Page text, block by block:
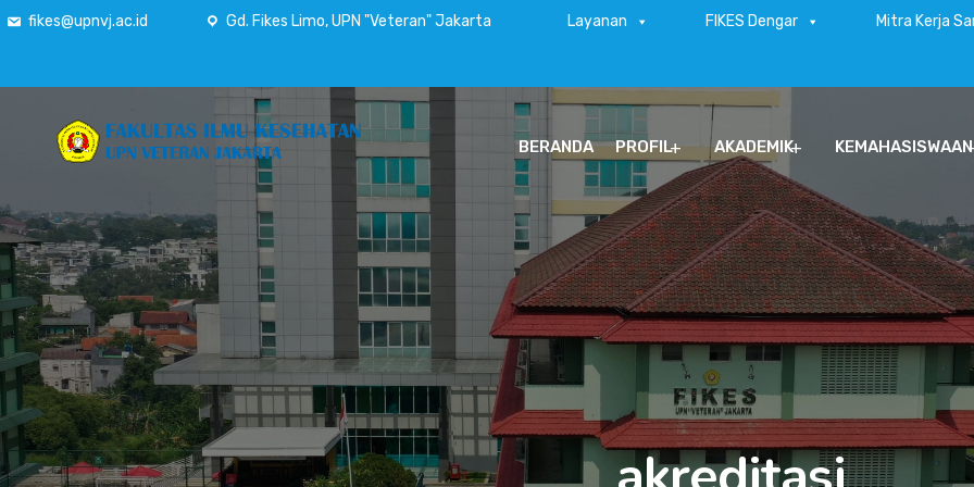
fikes@upnvj.ac.id Gd. Fikes Limo, UPN "Veteran" Jakarta Layanan FIKES Dengar Mitra Kerja
BERANDA PROFIL AKADEMIK KEMAHASISWAAN